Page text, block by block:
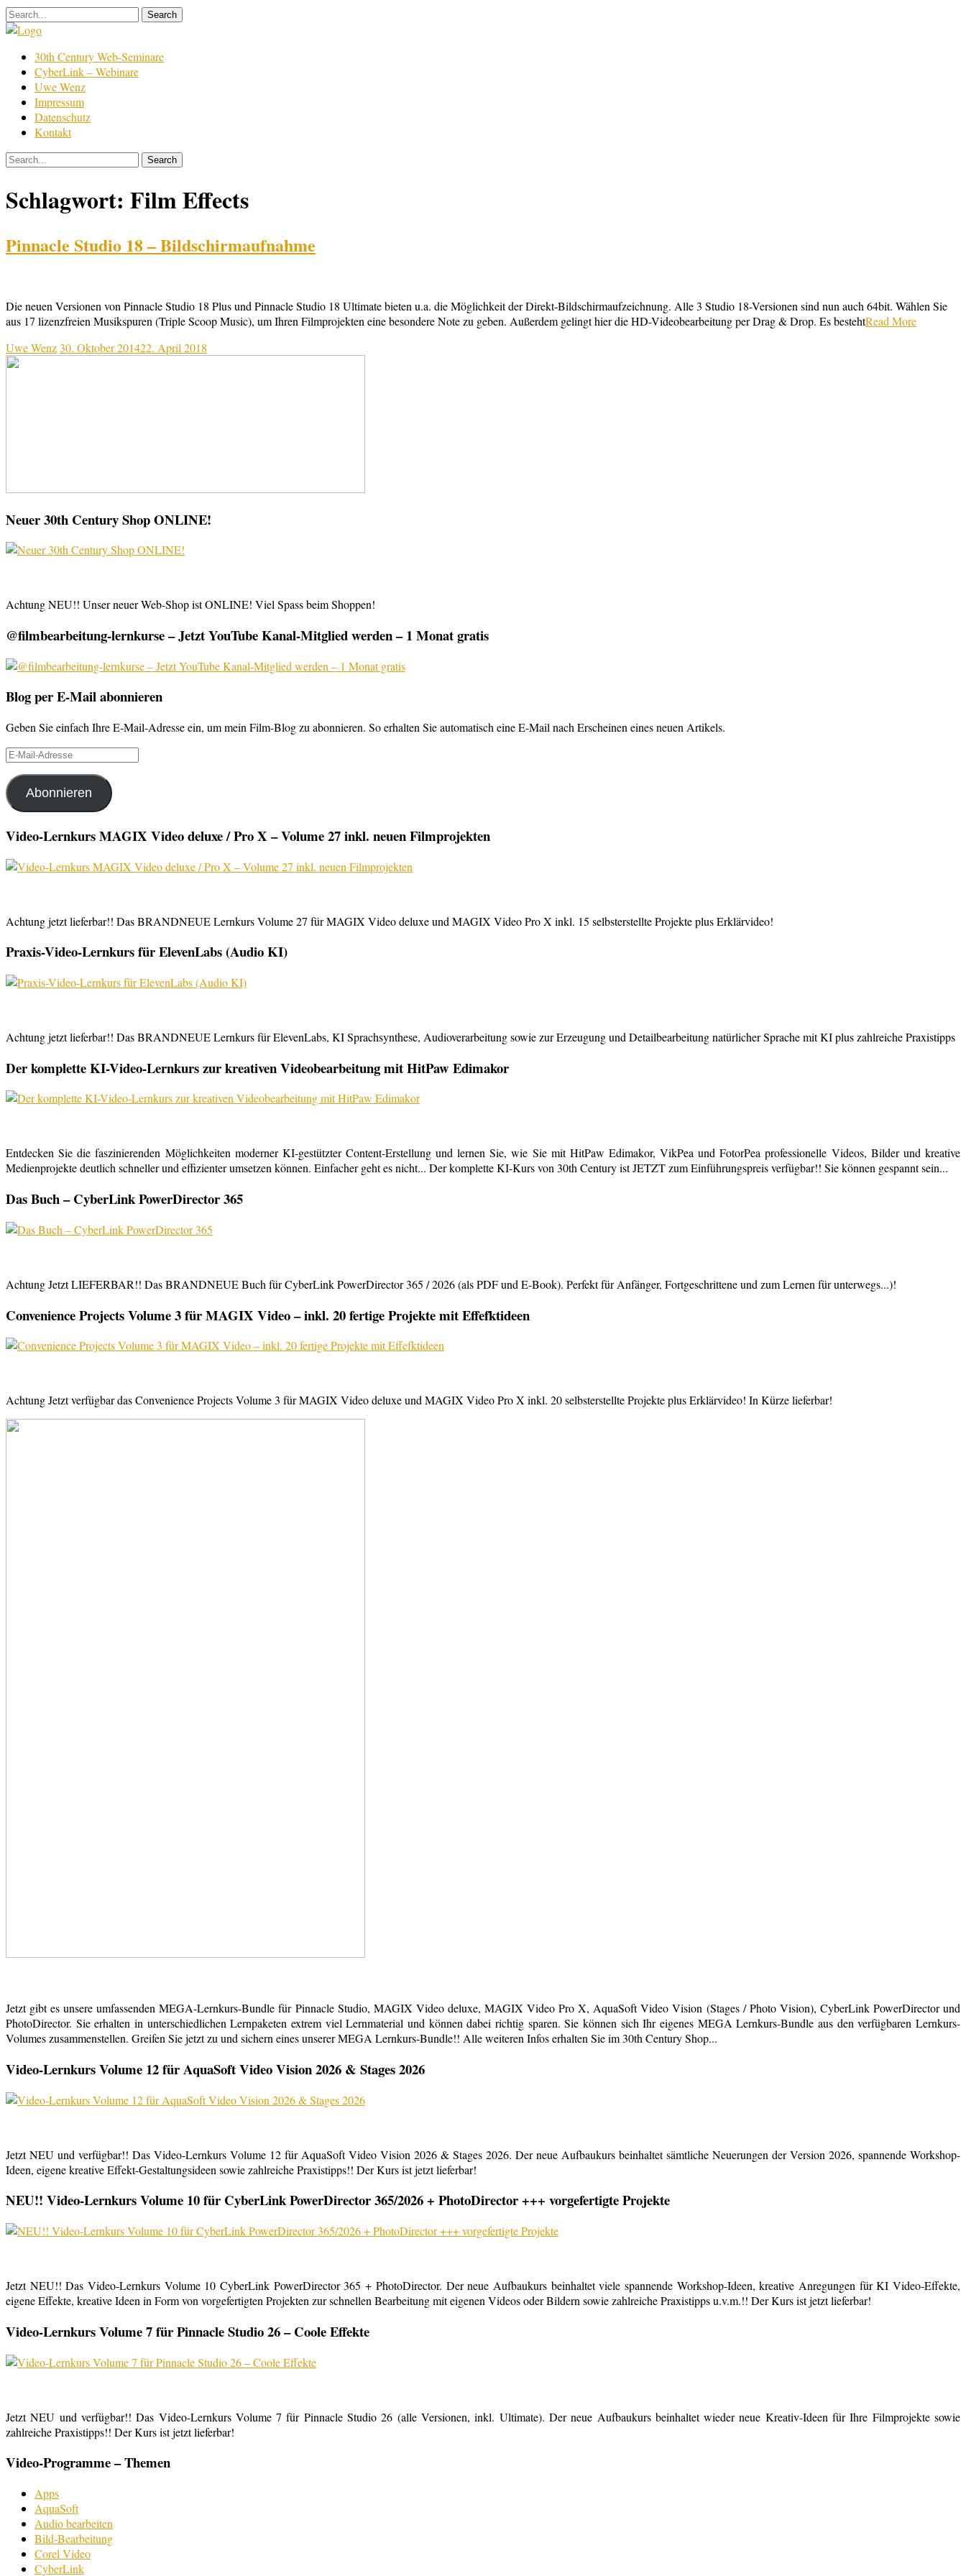
Skip
to
Film
Bearbeitung
30th Century Web-Seminare
CyberLink – Webinare
Uwe Wenz
Impressum
Datenschutz
Kontakt
Schlagwort: Film Effects
Pinnacle Studio 18 – Bildschirmaufnahme
Die neuen Versionen von Pinnacle Studio 18 Plus und Pinnacle Studio 18 Ultimate bieten u.a. die Möglichkeit der Direkt-Bildschirmaufzeichnung. Alle 3 Studio 18-Versionen sind nun auch 64bit. Wählen Sie
aus 17 lizenzfreien Musikspuren (Triple Scoop Music), um Ihren Filmprojekten eine besondere Note zu geben. Außerdem gelingt hier die HD-Videobearbeitung per Drag & Drop. Es bestehtRead More
Uwe Wenz30. Oktober 201422. April 2018
Neuer 30th Century Shop ONLINE!
Achtung NEU!! Unser neuer Web-Shop ist ONLINE! Viel Spass beim Shoppen!
@filmbearbeitung-lernkurse – Jetzt YouTube Kanal-Mitglied werden – 1 Monat gratis
Blog per E-Mail abonnieren
Geben Sie einfach Ihre E-Mail-Adresse ein, um mein Film-Blog zu abonnieren. So erhalten Sie automatisch eine E-Mail nach Erscheinen eines neuen Artikels.
E-
Adresse
Abonnieren
Video-Lernkurs MAGIX Video deluxe / Pro X – Volume 27 inkl. neuen Filmprojekten
Achtung jetzt lieferbar!! Das BRANDNEUE Lernkurs Volume 27 für MAGIX Video deluxe und MAGIX Video Pro X inkl. 15 selbsterstellte Projekte plus Erklärvideo!
Praxis-Video-Lernkurs für ElevenLabs (Audio KI)
Achtung jetzt lieferbar!! Das BRANDNEUE Lernkurs für ElevenLabs, KI Sprachsynthese, Audioverarbeitung sowie zur Erzeugung und Detailbearbeitung natürlicher Sprache mit KI plus zahlreiche Praxistipps
Der komplette KI-Video-Lernkurs zur kreativen Videobearbeitung mit HitPaw Edimakor
Entdecken Sie die faszinierenden Möglichkeiten moderner KI-gestützter Content-Erstellung und lernen Sie, wie Sie mit HitPaw Edimakor, VikPea und FotorPea professionelle Videos, Bilder und kreative
Medienprojekte deutlich schneller und effizienter umsetzen können. Einfacher geht es nicht... Der komplette KI-Kurs von 30th Century ist JETZT zum Einführungspreis verfügbar!! Sie können gespannt sein...
Das Buch – CyberLink PowerDirector 365
Achtung Jetzt LIEFERBAR!! Das BRANDNEUE Buch für CyberLink PowerDirector 365 / 2026 (als PDF und E-Book). Perfekt für Anfänger, Fortgeschrittene und zum Lernen für unterwegs...)!
Convenience Projects Volume 3 für MAGIX Video – inkl. 20 fertige Projekte mit Effefktideen
Achtung Jetzt verfügbar das Convenience Projects Volume 3 für MAGIX Video deluxe und MAGIX Video Pro X inkl. 20 selbsterstellte Projekte plus Erklärvideo! In Kürze lieferbar!
Jetzt gibt es unsere umfassenden MEGA-Lernkurs-Bundle für Pinnacle Studio, MAGIX Video deluxe, MAGIX Video Pro X, AquaSoft Video Vision (Stages / Photo Vision), CyberLink PowerDirector und
PhotoDirector. Sie erhalten in unterschiedlichen Lernpaketen extrem viel Lernmaterial und können dabei richtig sparen. Sie können sich Ihr eigenes MEGA Lernkurs-Bundle aus den verfügbaren Lernkurs-
Volumes zusammenstellen. Greifen Sie jetzt zu und sichern eines unserer MEGA Lernkurs-Bundle!! Alle weiteren Infos erhalten Sie im 30th Century Shop...
Video-Lernkurs Volume 12 für AquaSoft Video Vision 2026 & Stages 2026
Jetzt NEU und verfügbar!! Das Video-Lernkurs Volume 12 für AquaSoft Video Vision 2026 & Stages 2026. Der neue Aufbaukurs beinhaltet sämtliche Neuerungen der Version 2026, spannende Workshop-
Ideen, eigene kreative Effekt-Gestaltungsideen sowie zahlreiche Praxistipps!! Der Kurs ist jetzt lieferbar!
NEU!! Video-Lernkurs Volume 10 für CyberLink PowerDirector 365/2026 + PhotoDirector +++ vorgefertigte Projekte
Jetzt NEU!! Das Video-Lernkurs Volume 10 CyberLink PowerDirector 365 + PhotoDirector. Der neue Aufbaukurs beinhaltet viele spannende Workshop-Ideen, kreative Anregungen für KI Video-Effekte,
eigene Effekte, kreative Ideen in Form von vorgefertigten Projekten zur schnellen Bearbeitung mit eigenen Videos oder Bildern sowie zahlreiche Praxistipps u.v.m.!! Der Kurs ist jetzt lieferbar!
Video-Lernkurs Volume 7 für Pinnacle Studio 26 – Coole Effekte
Jetzt NEU und verfügbar!! Das Video-Lernkurs Volume 7 für Pinnacle Studio 26 (alle Versionen, inkl. Ultimate). Der neue Aufbaukurs beinhaltet wieder neue Kreativ-Ideen für Ihre Filmprojekte sowie
zahlreiche Praxistipps!! Der Kurs ist jetzt lieferbar!
Video-Programme – Themen
Apps
AquaSoft
Audio bearbeiten
Bild-Bearbeitung
Corel Video
CyberLink